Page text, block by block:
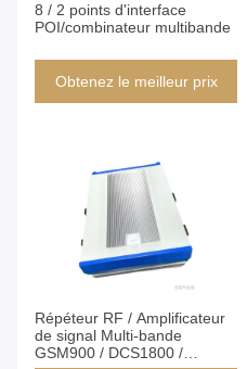
8 / 2 points d'interface
POI/combinateur multibande
Obtenez le meilleur prix
Répéteur RF / Amplificateur
de signal Multi-bande
GSM900 / DCS1800 /